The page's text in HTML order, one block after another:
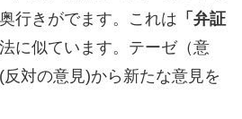
行きがでます。これは 「弁証
に似ています。テーゼ（意
対の意見)から新たな意見を